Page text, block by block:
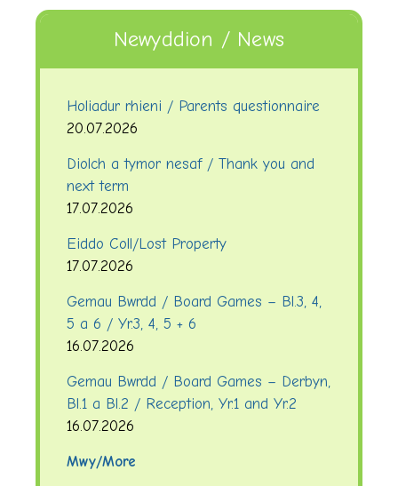
Newyddion / News
Holiadur rhieni / Parents questionnaire
20.07.2026
Diolch a tymor nesaf / Thank you and
next term
17.07.2026
Eiddo Coll/Lost Property
17.07.2026
Gemau Bwrdd / Board Games – Bl.3, 4,
5 a 6 / Yr.3, 4, 5 + 6
16.07.2026
Gemau Bwrdd / Board Games – Derbyn,
Bl.1 a Bl.2 / Reception, Yr.1 and Yr.2
16.07.2026
Mwy/More